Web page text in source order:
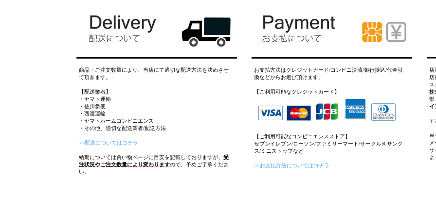
商品・ご注文数量により、当店にて適切な配送方法を決めさせ
て頂きます。
【配送業者】
・ヤマト運輸
・佐川急便
・西濃運輸
・ヤマトホームコンビニエンス
・その他、適切な配送業者/配送方法
>>配送についてはコチラ
納期については買い物ページに目安を記載しておりますが、 受
注状況やご注文数量により変わりますので、予めご了承くださ
い。
お支払方法はクレジットカード/コンビニ決済/銀行振込/代金引
換などからお選び頂けます。
【ご利用可能なクレジットカード】
【ご利用可能なコンビニエンスストア】
セブンイレブン/ローソン/ファミリーマート/サークルＫサンク
ス/ミニストップなど
>>お支払方法についてはコチラ
店
店
ス
株
部
イ
〒
Ｗ
メ
サ
よ